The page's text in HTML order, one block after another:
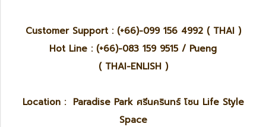
Customer Support : (+66)-099 156 4992 ( THAI )
Hot Line : (+66)-083 159 9515 / Pueng
( THAI-ENLISH )
Location : Paradise Park ศรีนครินทร์ โซน Life Style
Space